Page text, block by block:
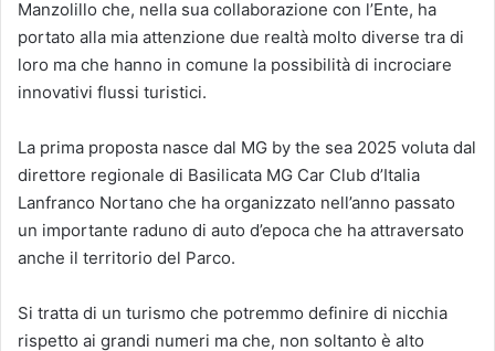
Manzolillo che, nella sua collaborazione con l’Ente, ha
portato alla mia attenzione due realtà molto diverse tra di
loro ma che hanno in comune la possibilità di incrociare
innovativi flussi turistici.
La prima proposta nasce dal MG by the sea 2025 voluta dal
direttore regionale di Basilicata MG Car Club d’Italia
Lanfranco Nortano che ha organizzato nell’anno passato
un importante raduno di auto d’epoca che ha attraversato
anche il territorio del Parco.
Si tratta di un turismo che potremmo definire di nicchia
rispetto ai grandi numeri ma che, non soltanto è alto